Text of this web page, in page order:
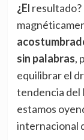
¿El resultado? Una imagen poderosa, refinada y
sin palabras,
equilibrar el
tendencia del
estamos
internacional